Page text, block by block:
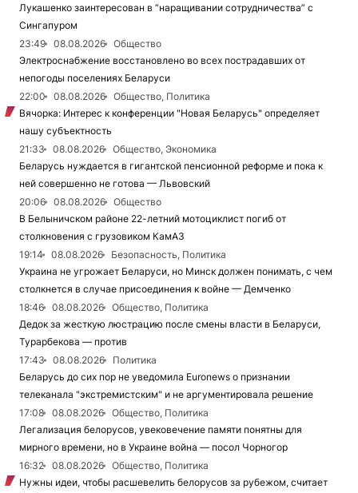
Лукашенко заинтересован в “наращивании сотрудничества” с
Сингапуром
23:49
08.08.2026
Общество
Электроснабжение восстановлено во всех пострадавших от
непогоды поселениях Беларуси
22:00
08.08.2026
Общество, Политика
Вячорка: Интерес к конференции "Новая Беларусь" определяет
нашу субъектность
21:33
08.08.2026
Общество, Экономика
Беларусь нуждается в гигантской пенсионной реформе и пока к
ней совершенно не готова — Львовский
20:06
08.08.2026
Общество
В Белыничском районе 22-летний мотоциклист погиб от
столкновения с грузовиком КамАЗ
19:14
08.08.2026
Безопасность, Политика
Украина не угрожает Беларуси, но Минск должен понимать, с чем
столкнется в случае присоединения к войне — Демченко
18:46
08.08.2026
Общество, Политика
Дедок за жесткую люстрацию после смены власти в Беларуси,
Турарбекова — против
17:43
08.08.2026
Политика
Беларусь до сих пор не уведомила Euronews о признании
телеканала "экстремистским" и не аргументировала решение
17:08
08.08.2026
Общество, Политика
Легализация белорусов, увековечение памяти понятны для
мирного времени, но в Украине война — посол Чорногор
16:32
08.08.2026
Общество, Политика
Нужны идеи, чтобы расшевелить белорусов за рубежом, считает